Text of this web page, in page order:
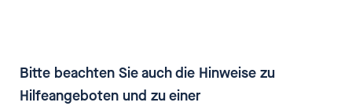
Bitte beachten Sie auch die Hinweise zu
Hilfeangeboten und zu einer